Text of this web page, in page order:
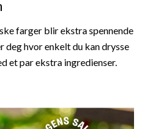
farger blir ekstra spennende
hvor enkelt du kan drysse
et par ekstra ingredienser.